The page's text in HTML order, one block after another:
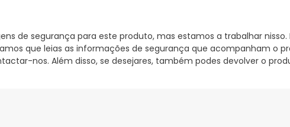
de segurança para este produto, mas estamos a trabalhar
que leias as informações de segurança que acompanham o
nos. Além disso, se desejares, também podes devolver o